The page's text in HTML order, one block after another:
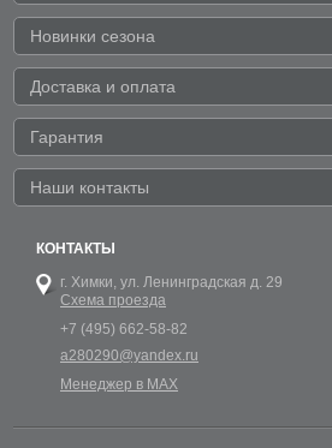
Новинки сезона
Доставка и оплата
Гарантия
Наши контакты
КОНТАКТЫ
г. Химки, ул. Ленинградская д. 29
Схема проезда
+7 (495) 662-58-82
a280290@yandex.ru
Менеджер в MAX